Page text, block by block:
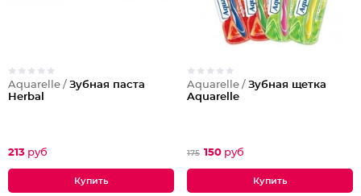
Aquarelle / Зубная паста
Herbal
213 руб
Aquarelle / Зубная щетка
Aquarelle
175 150 руб